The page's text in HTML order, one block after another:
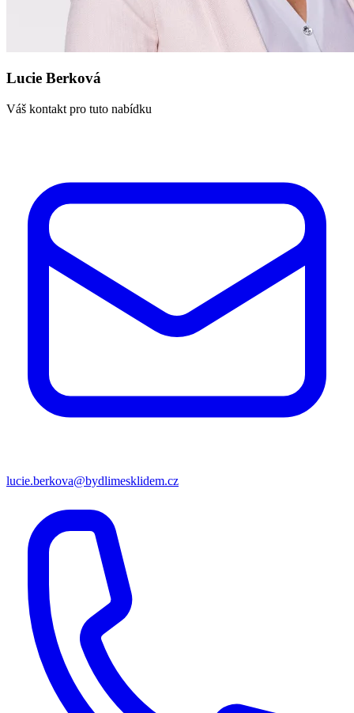
Lucie Berková
Váš kontakt pro tuto nabídku
lucie.berkova@bydlimesklidem.cz